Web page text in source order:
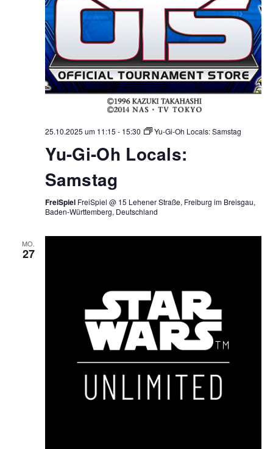
25.10.2025 um 11:15 - 15:30 Yu-Gi-Oh Locals: Samstag
Yu-Gi-Oh Locals:
Samstag
FreiSpiel FreiSpiel @ 15 Lehener Straße, Freiburg im Breisgau,
Baden-Württemberg, Deutschland
MO.
27